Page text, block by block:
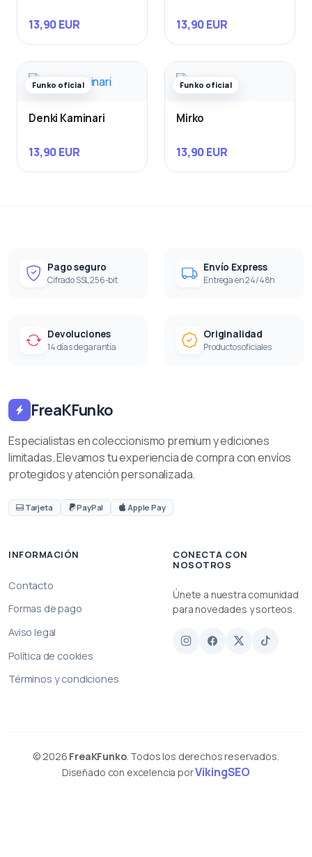
13,90 EUR 13,90 EUR
Funko oficial
Denki Kaminari
13,90 EUR
Funko oficial
Mirko
13,90 EUR
Pago seguro
Cifrado SSL 256-bit
Envío Express
Entrega en 24/48h
Devoluciones
14 días de garantía
Originalidad
Productos oficiales
FreaKFunko
Especialistas en coleccionismo premium y ediciones
limitadas. Elevamos tu experiencia de compra con envíos
protegidos y atención personalizada.
Tarjeta PayPal Apple Pay
INFORMACIÓN
Contacto
Formas de pago
Aviso legal
Política de cookies
Términos y condiciones
CONECTA CON
NOSOTROS
Únete a nuestra comunidad
para novedades y sorteos.
© 2026 FreaKFunko. Todos los derechos reservados.
Diseñado con excelencia porVikingSEO